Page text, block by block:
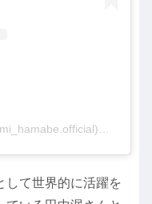
して世界的に活躍を